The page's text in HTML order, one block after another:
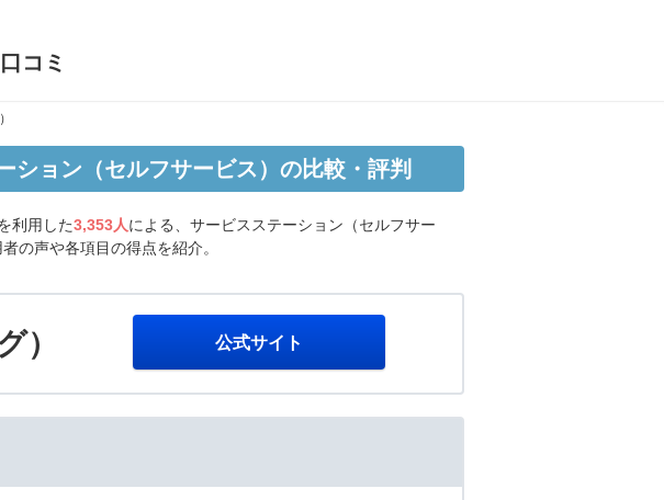
コミ
ション（セルフサービス）の比較・評判
利用した3,353人による、サービスステーション（セルフサー
の声や各項目の得点を紹介。
） 公式サイト